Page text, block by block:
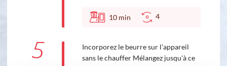
10 min 4
5
Incorporez le beurre sur l'appareil
sans le chauffer Mélangez jusqu'à ce